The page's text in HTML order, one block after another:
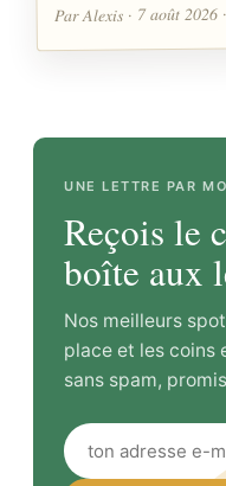
Par Alexis · 7 août 2026
UNE LETTRE PAR
Reçois le
boîte aux
Nos meilleurs
place et les
sans spam,